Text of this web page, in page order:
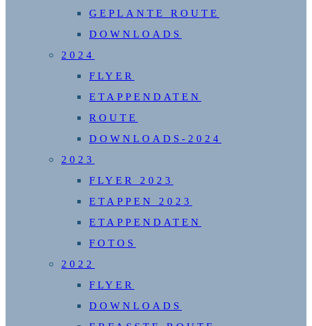
GEPLANTE ROUTE
DOWNLOADS
2024
FLYER
ETAPPENDATEN
ROUTE
DOWNLOADS-2024
2023
FLYER 2023
ETAPPEN 2023
ETAPPENDATEN
FOTOS
2022
FLYER
DOWNLOADS